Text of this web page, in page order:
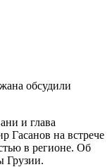
и глава
Гасанов на встрече
в регионе. Об
Грузии.